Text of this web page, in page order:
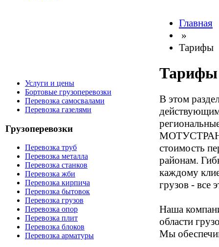
Услуги и цены
Бортовые грузоперевозки
Перевозка самосвалами
Перевозка газелями
Грузоперевозки
Перевозка труб
Перевозка металла
Перевозка станков
Перевозка жби
Перевозка кирпича
Перевозка бытовок
Перевозка грузов
Перевозка опор
Перевозка плит
Перевозка блоков
Перевозка арматуры
Главная
»
Тарифы
Тарифы
В этом
стоимость
районам.
каждому
грузов -
Наша
области
Мы